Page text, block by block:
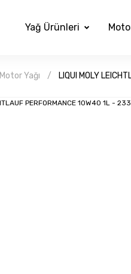
Yağ Ürünleri
Motor Yağı LIQUI MOLY